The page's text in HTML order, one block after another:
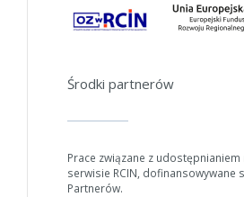
Środki partnerów
Prace związane z
serwisie RCIN, dofinansowywane
Partnerów.